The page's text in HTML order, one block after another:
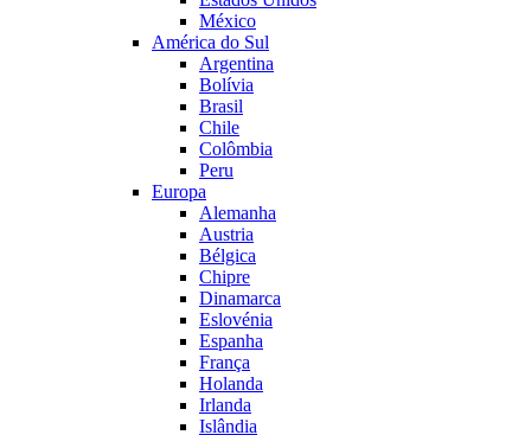
México
América do Sul
Argentina
Bolívia
Brasil
Chile
Colômbia
Peru
Europa
Alemanha
Austria
Bélgica
Chipre
Dinamarca
Eslovénia
Espanha
França
Holanda
Irlanda
Islândia